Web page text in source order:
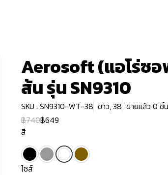
Aerosoft (แอโร่ซ
ส้น รุ่น SN9310
SKU : SN9310-WT-38 ขาว, 38 ขายแล้ว 0 ชิ้น
฿740฿649
สี
ไซส์